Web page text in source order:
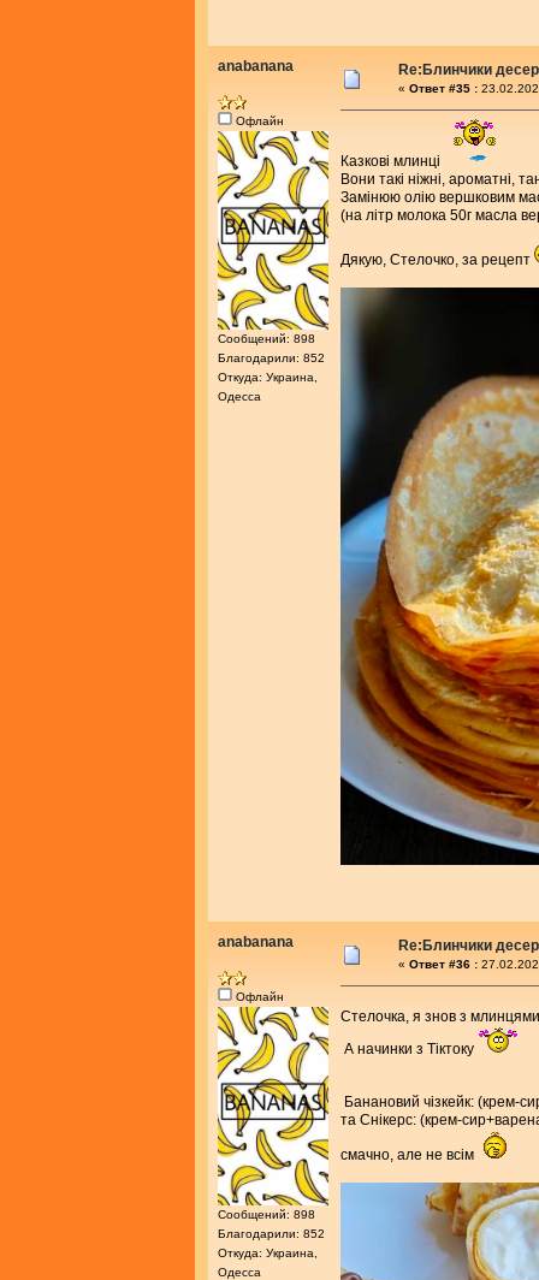
anabanana
Офлайн
Сообщений: 898
Благодарили: 852
Откуда: Украина,
Одесса
Re:Блинчики
« Ответ #35 :
Казкові млинці
Вони такі ніжні, ароматні,
Замінюю олію вершковим
(на літр молока 50г масла
Дякую, Стелочко, за рецепт
anabanana
Офлайн
Сообщений: 898
Благодарили: 852
Откуда: Украина,
Одесса
Re:Блинчики
« Ответ #36 :
Стелочка, я знов з
А начинки з Тіктоку
Банановий чізкейк: (крем-
та Снікерс: (крем-
смачно, але не всім